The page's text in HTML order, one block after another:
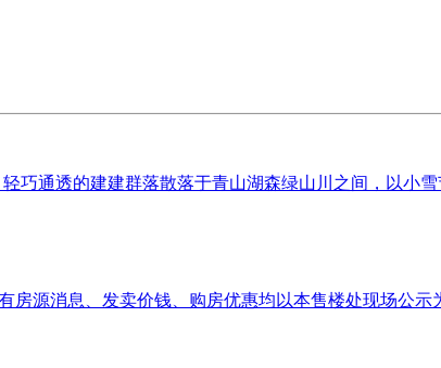
巧通透的建建群落散落于青山湖森绿山川之间，以小
房源消息、发卖价钱、购房优惠均以本售楼处现场公示